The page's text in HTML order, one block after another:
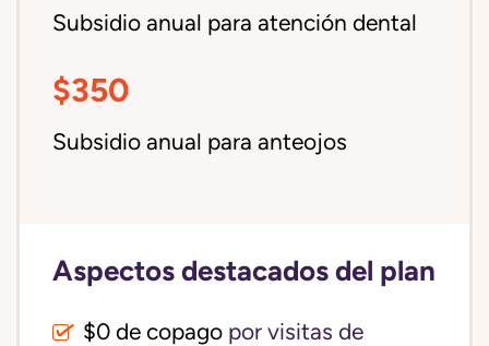
Subsidio anual para atención dental
$350
Subsidio anual para anteojos
Aspectos destacados del plan
$0 de copago por visitas de